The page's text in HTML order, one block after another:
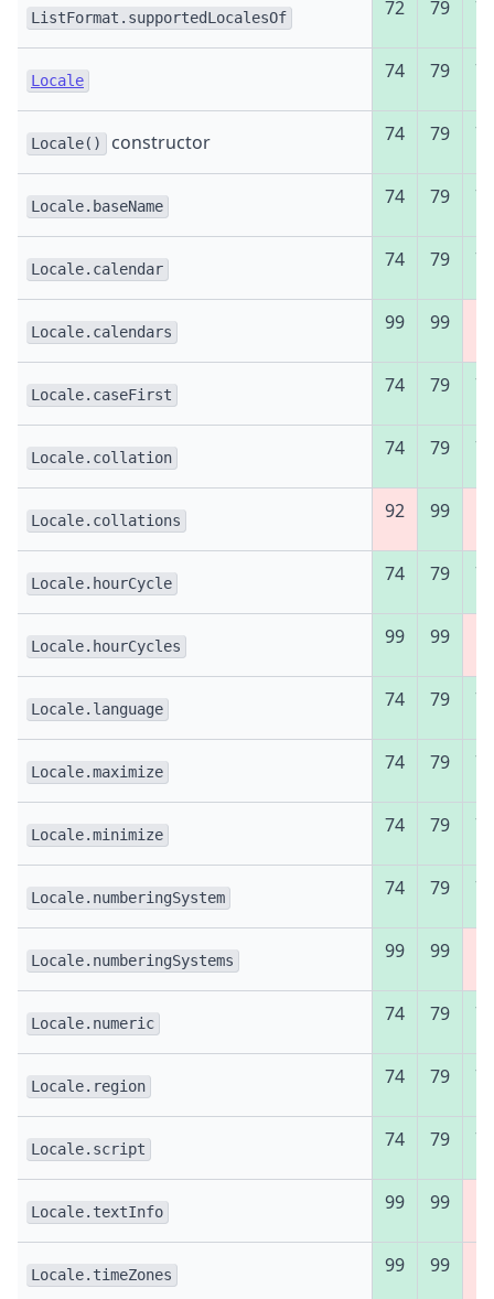
ListFormat.supportedLocalesOf 72 79 78
Locale 74 79 75
Locale() constructor 74 79 75
Locale.baseName 74 79 75
Locale.calendar 74 79 75
Locale.calendars 99 99
Locale.caseFirst 74 79 75
Locale.collation 74 79 75
Locale.collations 92 99
Locale.hourCycle 74 79 75
Locale.hourCycles 99 99
Locale.language 74 79 75
Locale.maximize 74 79 75
Locale.minimize 74 79 75
Locale.numberingSystem 74 79 75
Locale.numberingSystems 99 99
Locale.numeric 74 79 75
Locale.region 74 79 75
Locale.script 74 79 75
Locale.textInfo 99 99
Locale.timeZones 99 99